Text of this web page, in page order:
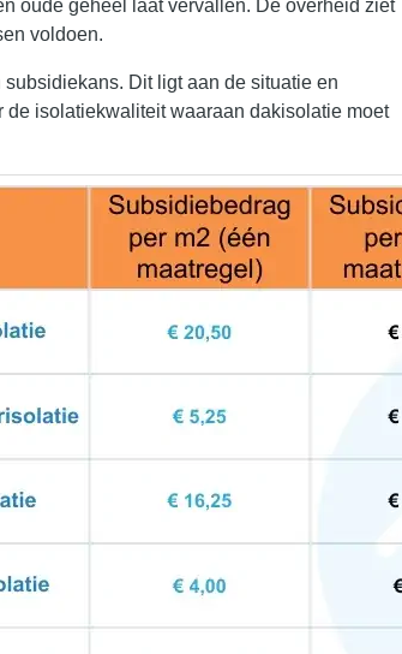
oude geheel laat vervallen. De overheid ziet
voldoen.
Dit ligt aan de situatie en
de isolatiekwaliteit waaraan dakisolatie moet